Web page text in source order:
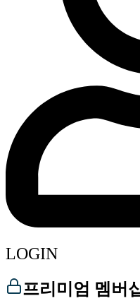
LOGIN
프리미엄 멤버